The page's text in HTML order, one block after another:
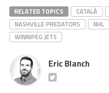
RELATED TOPICS CATALÀ
NASHVILLE PREDATORS
NHL
WINNIPEG JETS
Eric Blanch